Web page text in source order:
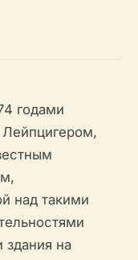
годами
над такими
здания на